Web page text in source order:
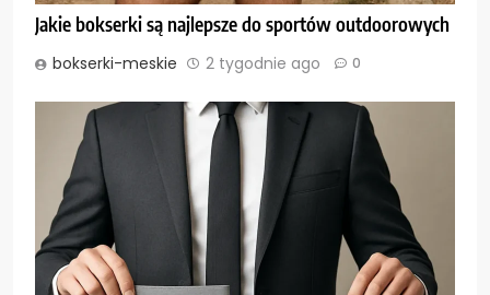
Jakie bokserki są najlepsze do sportów outdoorowych
bokserki-meskie 2 tygodnie ago 0